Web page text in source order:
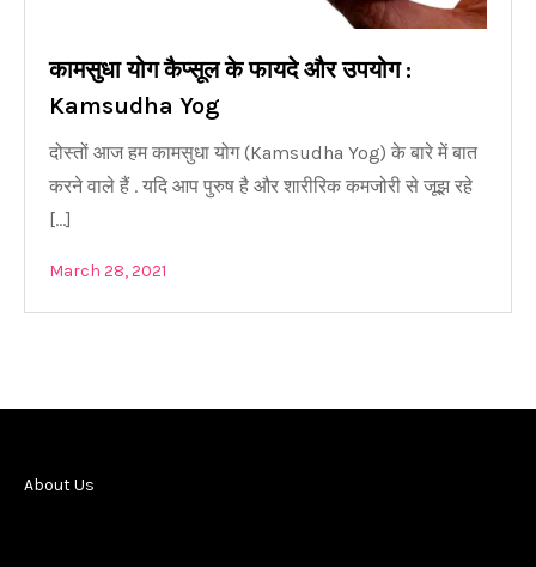
कामसुधा योग कैप्सूल के फायदे और उपयोग :
Kamsudha Yog
दोस्तों आज हम कामसुधा योग (Kamsudha Yog) के बारे में बात
करने वाले हैं . यदि आप पुरुष है और शारीरिक कमजोरी से जूझ रहे
[…]
March 28, 2021
About Us